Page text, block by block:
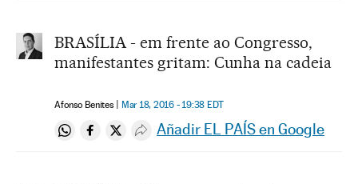
BRASÍLIA - em frente ao Congresso,
manifestantes gritam: Cunha na cadeia
Afonso Benites Mar 18, 2016 - 19:38 EDT
Compartir en Whatsapp
Compartir en Facebook
Compartir en Twitter
Desplegar Redes Sociales
Añadir EL PAÍS en Google